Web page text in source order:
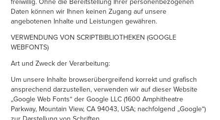
Daten können wir Ihnen keinen Zugang auf unsere
angebotenen Inhalte und Leistungen gewähren.
VERWENDUNG VON SCRIPTBIBLIOTHEKEN (GOOGLE
WEBFONTS)
Art und Zweck der Verarbeitung:
Um unsere Inhalte browserübergreifend korrekt und grafisch
ansprechend darzustellen, verwenden wir auf dieser Website
„Google Web Fonts“ der Google LLC (1600 Amphitheatre
Parkway, Mountain View, CA 94043, USA; nachfolgend „Google“)